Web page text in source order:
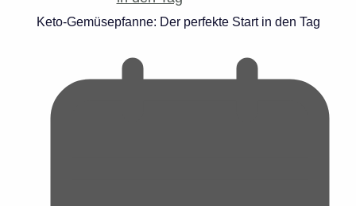
Keto-Gemüsepfanne: Der perfekte Start in den Tag